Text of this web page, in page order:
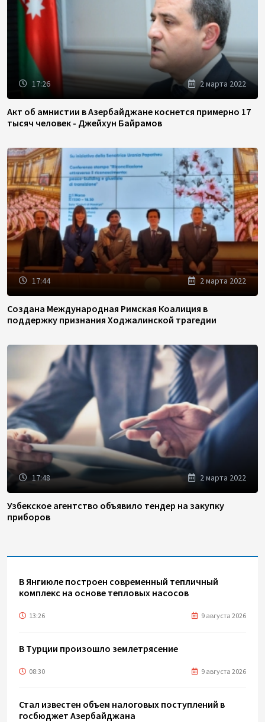
17:26 2 марта 2022
Акт об амнистии в Азербайджане коснется примерно 17
тысяч человек - Джейхун Байрамов
17:44 2 марта 2022
Создана Международная Римская Коалиция в
поддержку признания Ходжалинской трагедии
17:48 2 марта 2022
Узбекское агентство объявило тендер на закупку
приборов
В Янгиюле построен современный тепличный
комплекс на основе тепловых насосов
13:26 9 августа 2026
В Турции произошло землетрясение
08:30 9 августа 2026
Стал известен объем налоговых поступлений в
госбюджет Азербайджана